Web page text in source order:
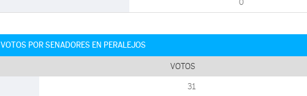
0
VOTOS POR SENADORES EN PERALEJOS
VOTOS
31